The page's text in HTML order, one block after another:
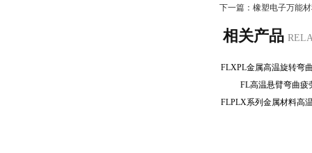
下一篇： 橡塑电子万能
相关产品
FL高温悬臂弯曲